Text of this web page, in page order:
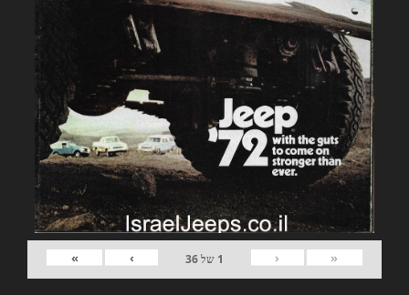
«
‹
1 של36
›
»